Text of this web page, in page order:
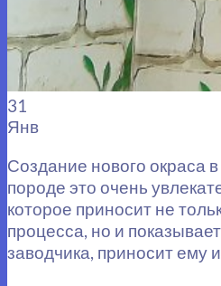
31
Янв
Создание нового окраса
породе это очень
которое приносит не
процесса, но и
заводчика, приносит ему